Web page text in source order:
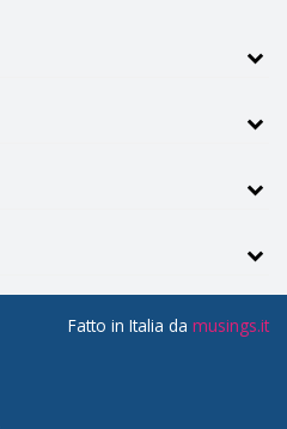
Fatto in Italia da musings.it